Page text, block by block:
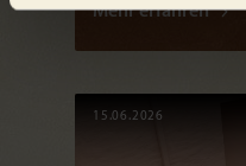
Mehr erfahren
15.06.2026